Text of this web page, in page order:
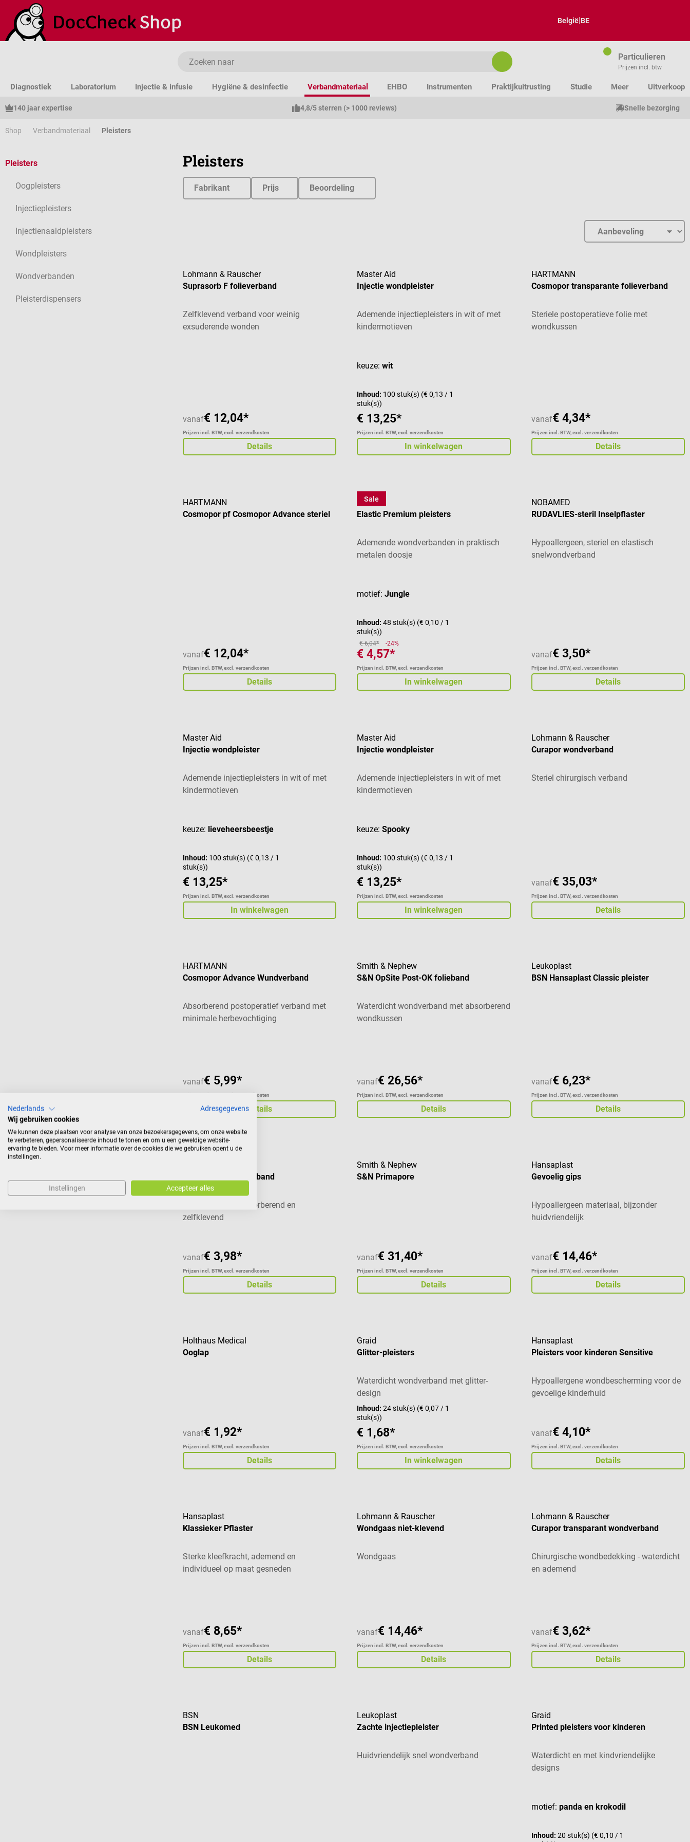
naar de hoofdinhoud
Ga naar de zoekopdracht
Ga naar de hoofdnavigatie
België|BE
Particulieren
Prijzen incl. btw
Diagnostiek Laboratorium Injectie & infusie Hygiëne & desinfectie Verbandmateriaal EHBO Instrumenten Praktijkuitrusting Studie Meer Uitverkoop
140 jaar expertise 4,8/5 sterren (> 1000 reviews) Snelle bezorging
Shop Verbandmateriaal Pleisters
Pleisters
Oogpleisters
Injectiepleisters
Injectienaaldpleisters
Wondpleisters
Wondverbanden
Pleisterdispensers
Pleisters
Fabrikant Prijs Beoordeling
Lohmann & Rauscher
Suprasorb F folieverband
Zelfklevend verband voor weinig
exsuderende wonden
vanaf€ 12,04*
Prijzen incl. BTW, excl. verzendkosten
Details
Master Aid
Injectie wondpleister
Ademende injectiepleisters in wit of met
kindermotieven
keuze:wit
Inhoud: 100 stuk(s) (€ 0,13 / 1
stuk(s))
€ 13,25*
Prijzen incl. BTW, excl. verzendkosten
In winkelwagen
HARTMANN
Cosmopor transparante folieverband
Steriele postoperatieve folie met
wondkussen
vanaf€ 4,34*
Prijzen incl. BTW, excl. verzendkosten
Details
HARTMANN
Cosmopor pf Cosmopor Advance steriel
vanaf€ 12,04*
Prijzen incl. BTW, excl. verzendkosten
Details
Sale
Graid
Elastic Premium pleisters
Ademende wondverbanden in praktisch
metalen doosje
motief:Jungle
Inhoud:48 stuk(s) (€ 0,10 / 1
stuk(s))
€ 6,04* -24%
€ 4,57*
Prijzen incl. BTW, excl. verzendkosten
In winkelwagen
NOBAMED
RUDAVLIES-steril Inselpflaster
Hypoallergeen, steriel en elastisch
snelwondverband
vanaf€ 3,50*
Prijzen incl. BTW, excl. verzendkosten
Details
Master Aid
Injectie wondpleister
Ademende injectiepleisters in wit of met
kindermotieven
keuze: lieveheersbeestje
Inhoud: 100 stuk(s) (€ 0,13 / 1
stuk(s))
€ 13,25*
Prijzen incl. BTW, excl. verzendkosten
In winkelwagen
Master Aid
Injectie wondpleister
Ademende injectiepleisters in wit of met
kindermotieven
keuze:Spooky
Inhoud: 100 stuk(s) (€ 0,13 / 1
stuk(s))
€ 13,25*
Prijzen incl. BTW, excl. verzendkosten
In winkelwagen
Lohmann & Rauscher
Curapor wondverband
Steriel chirurgisch verband
vanaf€ 35,03*
Prijzen incl. BTW, excl. verzendkosten
Details
HARTMANN
Cosmopor Advance Wundverband
Absorberend postoperatief verband met
minimale herbevochtiging
vanaf€ 5,99*
Prijzen incl. BTW, excl. verzendkosten
Details
Smith & Nephew
S&N OpSite Post-OK folieband
Waterdicht wondverband met absorberend
wondkussen
vanaf€ 26,56*
Prijzen incl. BTW, excl. verzendkosten
Details
Leukoplast
BSN Hansaplast Classic pleister
vanaf€ 6,23*
Prijzen incl. BTW, excl. verzendkosten
Details
ABE snelle wondverband
Huidvriendelijk, absorberend en
zelfklevend
vanaf€ 3,98*
Prijzen incl. BTW, excl. verzendkosten
Details
Smith & Nephew
S&N Primapore
vanaf€ 31,40*
Prijzen incl. BTW, excl. verzendkosten
Details
Hansaplast
Gevoelig gips
Hypoallergeen materiaal, bijzonder
huidvriendelijk
vanaf€ 14,46*
Prijzen incl. BTW, excl. verzendkosten
Details
Holthaus Medical
Ooglap
vanaf€ 1,92*
Prijzen incl. BTW, excl. verzendkosten
Details
Graid
Glitter-pleisters
Waterdicht wondverband met glitter-
design
Inhoud:24 stuk(s) (€ 0,07 / 1
stuk(s))
€ 1,68*
Prijzen incl. BTW, excl. verzendkosten
In winkelwagen
Hansaplast
Pleisters voor kinderen Sensitive
Hypoallergene wondbescherming voor de
gevoelige kinderhuid
vanaf€ 4,10*
Prijzen incl. BTW, excl. verzendkosten
Details
Hansaplast
Klassieker Pflaster
Sterke kleefkracht, ademend en
individueel op maat gesneden
vanaf€ 8,65*
Prijzen incl. BTW, excl. verzendkosten
Details
Lohmann & Rauscher
Wondgaas niet-klevend
Wondgaas
vanaf€ 14,46*
Prijzen incl. BTW, excl. verzendkosten
Details
Lohmann & Rauscher
Curapor transparant wondverband
Chirurgische wondbedekking - waterdicht
en ademend
vanaf€ 3,62*
Prijzen incl. BTW, excl. verzendkosten
Details
BSN
BSN Leukomed
Leukoplast
Zachte injectiepleister
Huidvriendelijk snel wondverband
Graid
Printed pleisters voor kinderen
Waterdicht en met kindvriendelijke
designs
motief: panda en krokodil
Inhoud: 20 stuk(s) (€ 0,10 / 1
Nederlands
Adresgegevens
Wij gebruiken cookies
We kunnen deze plaatsen voor analyse van onze bezoekersgegevens, om onze website
te verbeteren, gepersonaliseerde inhoud te tonen en om u een geweldige website-
ervaring te bieden. Voor meer informatie over de cookies die we gebruiken opent u de
instellingen.
Instellingen Accepteer alles